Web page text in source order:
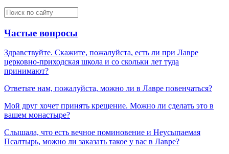
Частые вопросы
Здравствуйте. Скажите, пожалуйста, есть ли при Лавре
церковно-приходская школа и со скольки лет туда
принимают?
Ответьте нам, пожалуйста, можно ли в Лавре повенчаться?
Мой друг хочет принять крещение. Можно ли сделать это в
вашем монастыре?
Слышала, что есть вечное поминовение и Неусыпаемая
Псалтырь, можно ли заказать такое у вас в Лавре?